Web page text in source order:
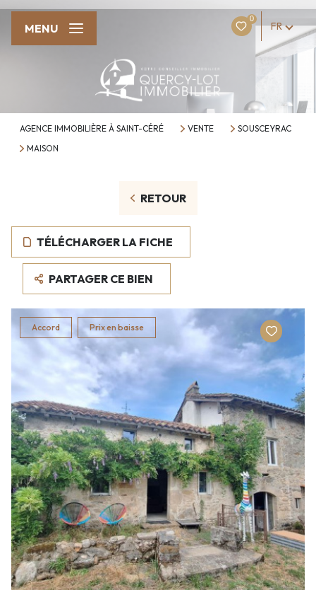
0
FR
MENU
AGENCE IMMOBILIÈRE À SAINT-CÉRÉ VENTE
SOUSCEYRAC
MAISON
RETOUR
TÉLÉCHARGER LA FICHE
PARTAGER CE BIEN
Accord Prix en baisse